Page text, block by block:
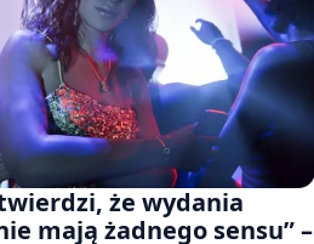
twierdzi, że wydania
mają żadnego sensu” –